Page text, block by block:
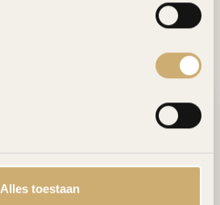
Alles toestaan
Telefoonnummer